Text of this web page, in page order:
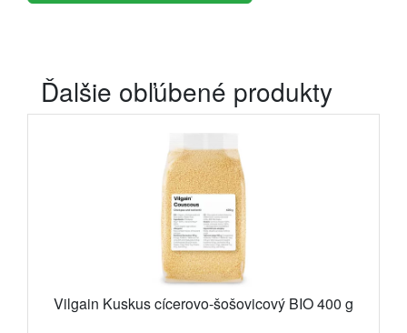
Ďalšie obľúbené produkty
Vilgain Kuskus cícerovo-šošovicový BIO 400 g